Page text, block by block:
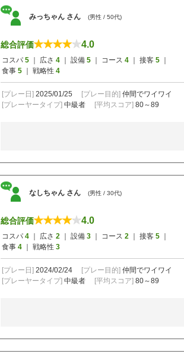
みっちゃん さん (男性 / 50代)
総合評価 4.0
コスパ 5 ｜ 広さ 4 ｜ 設備 5 ｜ コース 4 ｜ 接客 5
食事 5 ｜ 戦略性 4
[プレー日] 2025/01/25 [プレー目的] 仲間でワイワイ
[プレーヤータイプ] 中級者 [平均スコア] 80～89
なしちゃん さん (男性 / 30代)
総合評価 4.0
コスパ 4 ｜ 広さ 2 ｜ 設備 3 ｜ コース 2 ｜ 接客 5
食事 4 ｜ 戦略性 3
[プレー日] 2024/02/24 [プレー目的] 仲間でワイワイ
[プレーヤータイプ] 中級者 [平均スコア] 80～89